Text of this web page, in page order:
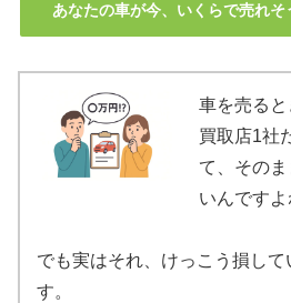
あなたの車が今、いくらで売れそ
車を売る
買取店1社
て、その
いんですよ
でも実はそれ、けっこう損して
す。